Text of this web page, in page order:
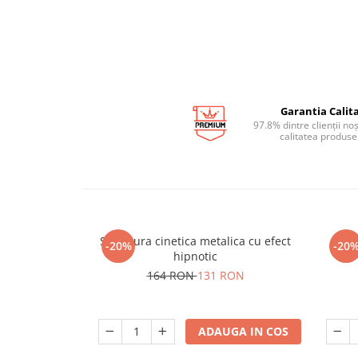
Garantia
97.8% dintre clienții
calitatea
-20%
Sculptura cinetica metalica cu efect
hipnotic
164 RON131 RON
ADAUGA IN COS
-